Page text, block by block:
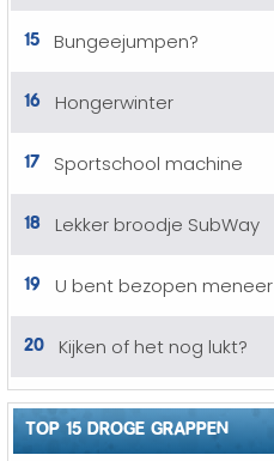
15 Bungeejumpen?
16 Hongerwinter
17 Sportschool machine
18 Lekker broodje SubWay
19 U bent bezopen meneer
20 Kijken of het nog lukt?
TOP 15 DROGE GRAPPEN